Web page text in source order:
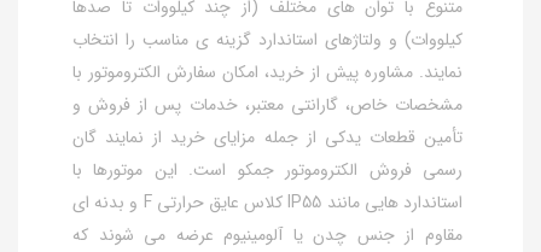
متنوع با توان‌ های مختلف (از چند کیلووات تا صدها
کیلووات) و ولتاژهای استاندارد گزینه‌ ی مناسب را انتخاب
نمایند. مشاوره پیش از خرید، امکان سفارش الکتروموتور با
مشخصات خاص، گارانتی معتبر، خدمات پس از فروش و
تأمین قطعات یدکی از جمله مزایای خرید از نمایند گان
رسمی فروش الکتروموتور جمکو است. این موتورها با
استاندارد هایی مانند IP55 کلاس عایق حرارتی F و بدنه‌ ای
مقاوم از جنس چدن یا آلومینیوم عرضه می‌ شوند که